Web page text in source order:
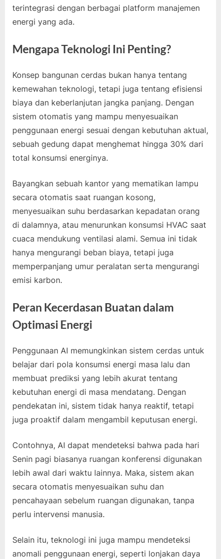
terintegrasi dengan berbagai platform manajemen
energi yang ada.
Mengapa Teknologi Ini Penting?
Konsep bangunan cerdas bukan hanya tentang
kemewahan teknologi, tetapi juga tentang efisiensi
biaya dan keberlanjutan jangka panjang. Dengan
sistem otomatis yang mampu menyesuaikan
penggunaan energi sesuai dengan kebutuhan aktual,
sebuah gedung dapat menghemat hingga 30% dari
total konsumsi energinya.
Bayangkan sebuah kantor yang mematikan lampu
secara otomatis saat ruangan kosong,
menyesuaikan suhu berdasarkan kepadatan orang
di dalamnya, atau menurunkan konsumsi HVAC saat
cuaca mendukung ventilasi alami. Semua ini tidak
hanya mengurangi beban biaya, tetapi juga
memperpanjang umur peralatan serta mengurangi
emisi karbon.
Peran Kecerdasan Buatan dalam
Optimasi Energi
Penggunaan AI memungkinkan sistem cerdas untuk
belajar dari pola konsumsi energi masa lalu dan
membuat prediksi yang lebih akurat tentang
kebutuhan energi di masa mendatang. Dengan
pendekatan ini, sistem tidak hanya reaktif, tetapi
juga proaktif dalam mengambil keputusan energi.
Contohnya, AI dapat mendeteksi bahwa pada hari
Senin pagi biasanya ruangan konferensi digunakan
lebih awal dari waktu lainnya. Maka, sistem akan
secara otomatis menyesuaikan suhu dan
pencahayaan sebelum ruangan digunakan, tanpa
perlu intervensi manusia.
Selain itu, teknologi ini juga mampu mendeteksi
anomali penggunaan energi, seperti lonjakan daya